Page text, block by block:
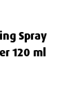
Spray
120 ml